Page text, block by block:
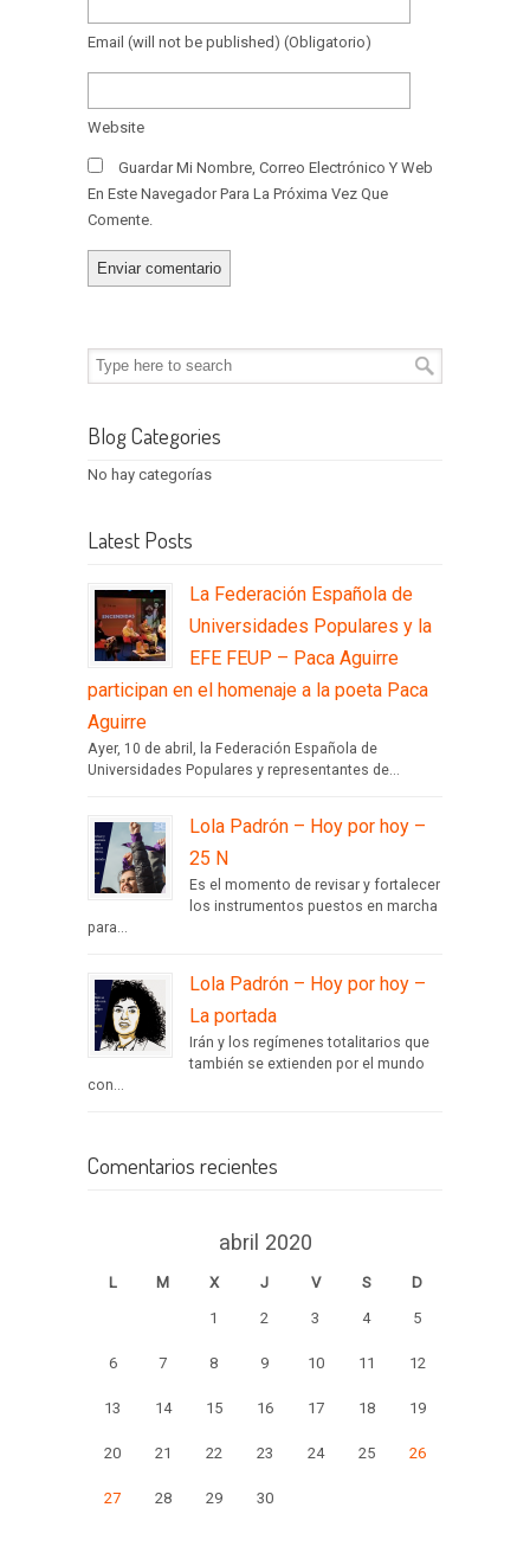
Email (will not be published) (obligatorio)
Website
Guardar Mi Nombre, Correo Electrónico Y Web
En Este Navegador Para La Próxima Vez Que
Comente.
Blog Categories
No hay categorías
Latest Posts
La Federación Española de
Universidades Populares y la
EFE FEUP – Paca Aguirre
participan en el homenaje a la poeta Paca
Aguirre
Ayer, 10 de abril, la Federación Española de
Universidades Populares y representantes de...
Lola Padrón – Hoy por hoy –
25 N
Es el momento de revisar y fortalecer
los instrumentos puestos en marcha
para...
Lola Padrón – Hoy por hoy –
La portada
Irán y los regímenes totalitarios que
también se extienden por el mundo
con...
Comentarios recientes
abril 2020
L M X J V S
D
1
2 3 4 5
6 7 8 9 10 11 12
13 14 15 16 17 18 19
20 21 22 23 24 25 26
27 28 29 30